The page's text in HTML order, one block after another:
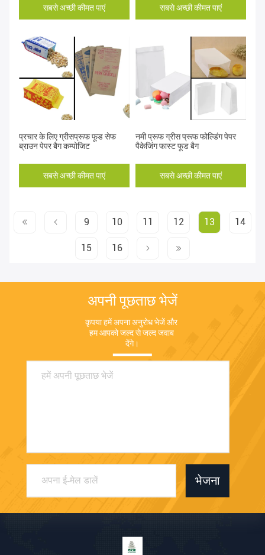
सबसे अच्छी कीमत पाएं सबसे अच्छी कीमत पाएं
प्रचार के लिए ग्रीसप्रूफ फूड सेफ
ब्राउन पेपर बैग कम्पोजिट
सबसे अच्छी कीमत पाएं
नमी प्रूफ ग्रीस प्रूफ फोल्डिंग पेपर
पैकेजिंग फास्ट फूड बैग
सबसे अच्छी कीमत पाएं
9 10 11 12 13 14
15 16
अपनी पूछताछ भेजें
कृपया हमें अपना अनुरोध भेजें और
हम आपको जल्द से जल्द जवाब
देंगे।
भेजना